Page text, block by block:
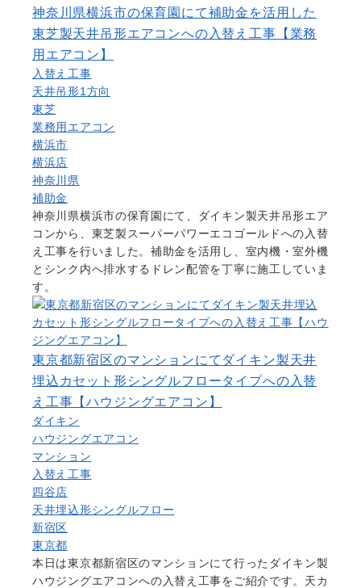
神奈川県横浜市の保育園にて補助金を活用した
東芝製天井吊形エアコンへの入替え工事【業務
用エアコン】
入替え工事
天井吊形1方向
東芝
業務用エアコン
横浜市
横浜店
神奈川県
補助金
神奈川県横浜市の保育園にて、ダイキン製天井吊形エア
コンから、東芝製スーパーパワーエコゴールドへの入替
え工事を行いました。補助金を活用し、室内機・室外機
とシンク内へ排水するドレン配管を丁寧に施工していま
す。
東京都新宿区のマンションにてダイキン製天井
埋込カセット形シングルフロータイプへの入替
え工事【ハウジングエアコン】
ダイキン
ハウジングエアコン
マンション
入替え工事
四谷店
天井埋込形シングルフロー
新宿区
東京都
本日は東京都新宿区のマンションにて行ったダイキン製
ハウジングエアコンへの入替え工事をご紹介です。天カ